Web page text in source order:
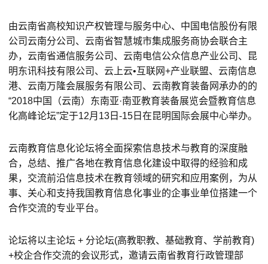
由云南省高校知识产权管理与服务中心、中国电信股份有限
公司云南分公司、云南省智慧城市集成服务商协会联合主
办，云南省通信服务公司、云南电信公众信息产业公司、昆
明东讯科技有限公司、云上云•互联网+产业联盟、云南信息
港、云南万隆会展服务有限公司、云南教育装备网承办的的
“2018中国（云南）东南亚·南亚教育装备展览会暨教育信息
化高峰论坛”定于12月13日-15日在昆明国际会展中心举办。
云南教育信息化论坛将全面探索信息技术与教育的深度融
合，总结、推广各地在教育信息化建设中取得的经验和成
果，交流前沿信息技术在教育领域的研究和应用案例，为从
事、关心和支持我国教育信息化事业的企事业单位搭建一个
合作交流的专业平台。
论坛将以主论坛 + 分论坛(高教职教、基础教育、学前教育)
+校企合作交流的会议形式，邀请云南省教育行政管理部